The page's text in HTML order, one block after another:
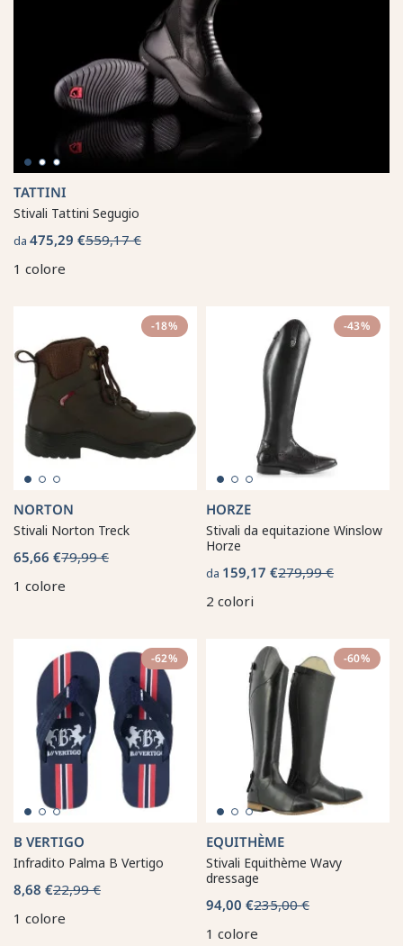
TATTINI
Stivali Tattini Segugio
da 475,29 €559,17 €
1 colore
-18%
NORTON
Stivali Norton Treck
65,66 €79,99 €
1 colore
-43%
HORZE
Stivali da equitazione Winslow
Horze
da 159,17 €279,99 €
2 colori
-62%
B VERTIGO
Infradito Palma B Vertigo
8,68 €22,99 €
1 colore
-60%
EQUITHÈME
Stivali Equithème Wavy
dressage
94,00 €235,00 €
1 colore